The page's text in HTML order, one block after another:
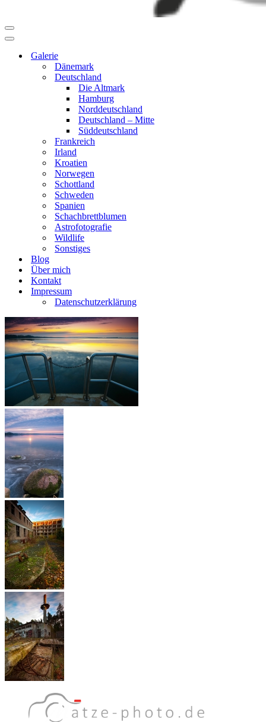
Navigationsmenü
Navigationsmenü
Galerie
Dänemark
Deutschland
Die Altmark
Hamburg
Norddeutschland
Deutschland – Mitte
Süddeutschland
Frankreich
Irland
Kroatien
Norwegen
Schottland
Schweden
Spanien
Schachbrettblumen
Astrofotografie
Wildlife
Sonstiges
Blog
Über mich
Kontakt
Impressum
Datenschutzerklärung